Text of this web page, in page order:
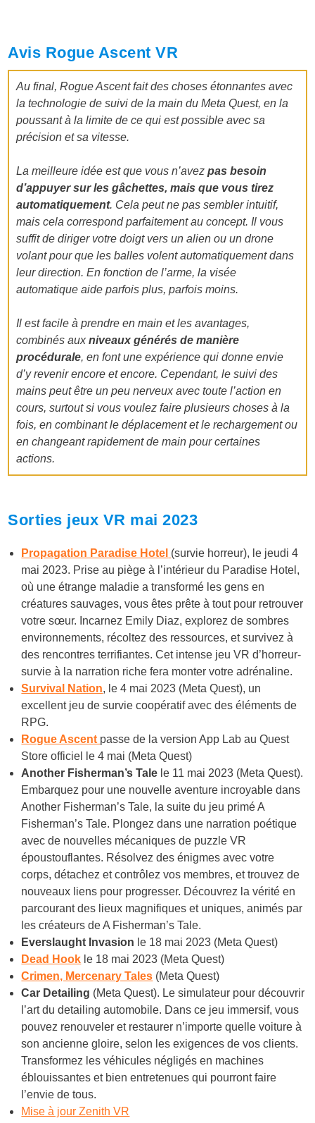
Avis Rogue Ascent VR
Au final, Rogue Ascent fait des choses étonnantes avec
la technologie de suivi de la main du Meta Quest, en la
poussant à la limite de ce qui est possible avec sa
précision et sa vitesse.
La meilleure idée est que vous n’avezpas besoin
d’appuyer sur les gâchettes, mais que vous tirez
automatiquement. Cela peut ne pas sembler intuitif,
mais cela correspond parfaitement au concept. Il vous
suffit de diriger votre doigt vers un alien ou un drone
volant pour que les balles volent automatiquement dans
leur direction. En fonction de l’arme, la visée
automatique aide parfois plus, parfois moins.
Il est facile à prendre en main et les avantages,
combinés auxniveaux générés de manière
procédurale, en font une expérience qui donne envie
d’y revenir encore et encore. Cependant, le suivi des
mains peut être un peu nerveux avec toute l’action en
cours, surtout si vous voulez faire plusieurs choses à la
fois, en combinant le déplacement et le rechargement ou
en changeant rapidement de main pour certaines
actions.
Sorties jeux VR mai 2023
Propagation Paradise Hotel (survie horreur), le jeudi 4
mai 2023. Prise au piège à l’intérieur du Paradise Hotel,
où une étrange maladie a transformé les gens en
créatures sauvages, vous êtes prête à tout pour retrouver
votre sœur. Incarnez Emily Diaz, explorez de sombres
environnements, récoltez des ressources, et survivez à
des rencontres terrifiantes. Cet intense jeu VR d’horreur-
survie à la narration riche fera monter votre adrénaline.
Survival Nation, le 4 mai 2023 (Meta Quest), un
excellent jeu de survie coopératif avec des éléments de
RPG.
Rogue Ascent passe de la version App Lab au Quest
Store officiel le 4 mai (Meta Quest)
Another Fisherman’s Tale le 11 mai 2023 (Meta Quest).
Embarquez pour une nouvelle aventure incroyable dans
Another Fisherman’s Tale, la suite du jeu primé A
Fisherman’s Tale. Plongez dans une narration poétique
avec de nouvelles mécaniques de puzzle VR
époustouflantes. Résolvez des énigmes avec votre
corps, détachez et contrôlez vos membres, et trouvez de
nouveaux liens pour progresser. Découvrez la vérité en
parcourant des lieux magnifiques et uniques, animés par
les créateurs de A Fisherman’s Tale.
Everslaught Invasion le 18 mai 2023 (Meta Quest)
Dead Hook le 18 mai 2023 (Meta Quest)
Crimen, Mercenary Tales (Meta Quest)
Car Detailing (Meta Quest). Le simulateur pour découvrir
l’art du detailing automobile. Dans ce jeu immersif, vous
pouvez renouveler et restaurer n’importe quelle voiture à
son ancienne gloire, selon les exigences de vos clients.
Transformez les véhicules négligés en machines
éblouissantes et bien entretenues qui pourront faire
l’envie de tous.
Mise à jour Zenith VR